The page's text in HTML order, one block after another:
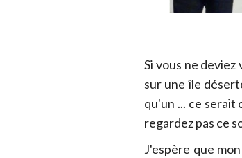
Si vous ne
sur une île
qu'un ... ce serait
regardez pas ce
J'espère que